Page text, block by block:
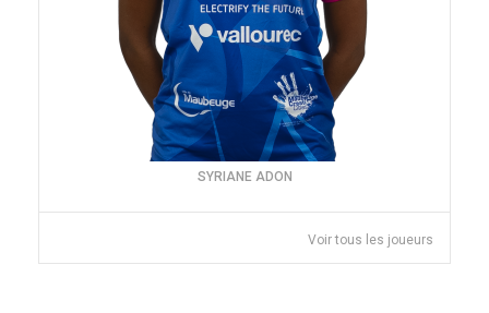
SYRIANE ADON
Voir tous les joueurs